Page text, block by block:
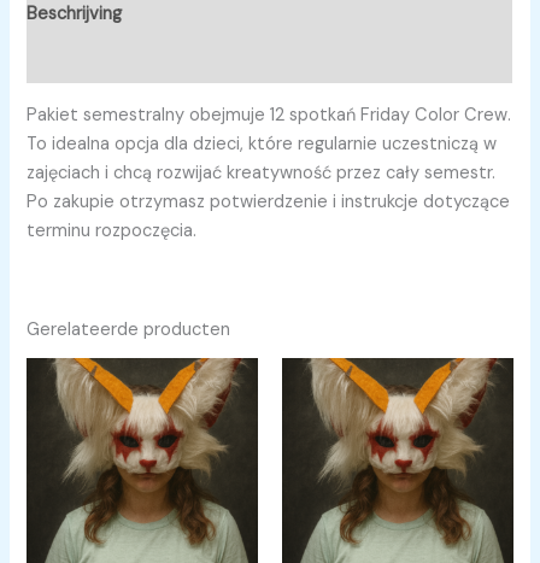
Beschrijving
Pakiet semestralny obejmuje 12 spotkań Friday Color Crew.
To idealna opcja dla dzieci, które regularnie uczestniczą w
zajęciach i chcą rozwijać kreatywność przez cały semestr.
Po zakupie otrzymasz potwierdzenie i instrukcje dotyczące
terminu rozpoczęcia.
Gerelateerde producten